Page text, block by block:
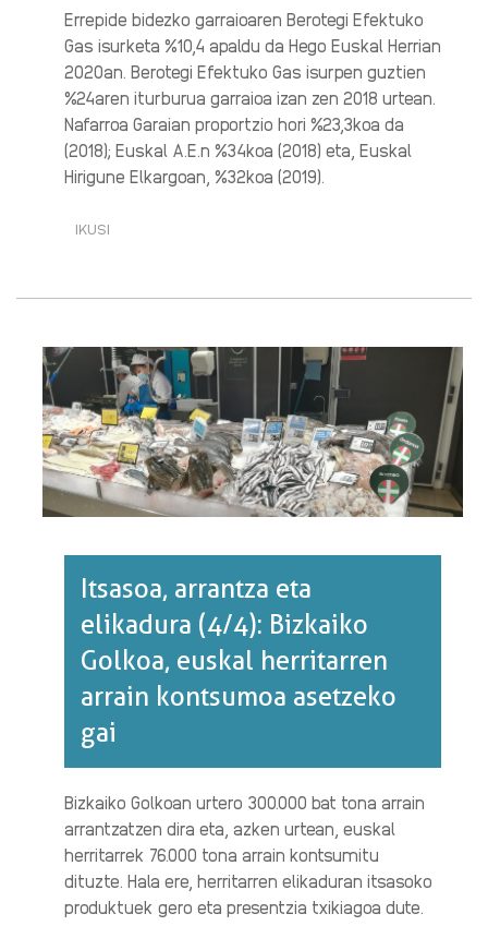
Errepide bidezko garraioaren Berotegi Efektuko
Gas isurketa %10,4 apaldu da Hego Euskal Herrian
2020an. Berotegi Efektuko Gas isurpen guztien
%24aren iturburua garraioa izan zen 2018 urtean.
Nafarroa Garaian proportzio hori %23,3koa da
(2018); Euskal A.E.n %34koa (2018) eta, Euskal
Hirigune Elkargoan, %32koa (2019).
IKUSI
BEROTEGI
ISURKETAK
MURRIZTU
DITU
2020
URTEAN·RI
BURUZ
Itsasoa, arrantza eta
elikadura (4/4): Bizkaiko
Golkoa, euskal herritarren
arrain kontsumoa asetzeko
gai
Bizkaiko Golkoan urtero 300.000 bat tona arrain
arrantzatzen dira eta, azken urtean, euskal
herritarrek 76.000 tona arrain kontsumitu
dituzte. Hala ere, herritarren elikaduran itsasoko
produktuek gero eta presentzia txikiagoa dute.